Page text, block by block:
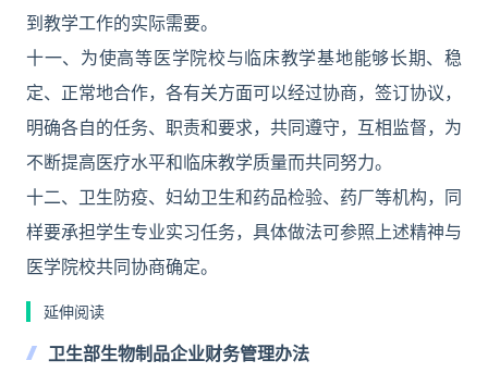
到教学工作的实际需要。
十一、为使高等医学院校与临床教学基地能够长期、稳
定、正常地合作，各有关方面可以经过协商，签订协议，
明确各自的任务、职责和要求，共同遵守，互相监督，为
不断提高医疗水平和临床教学质量而共同努力。
十二、卫生防疫、妇幼卫生和药品检验、药厂等机构，同
样要承担学生专业实习任务，具体做法可参照上述精神与
医学院校共同协商确定。
延伸阅读
卫生部生物制品企业财务管理办法